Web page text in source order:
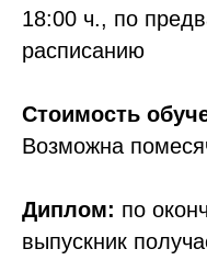
18:00 ч., по
расписанию
Стоимость
Возможна
Диплом: по
выпускник